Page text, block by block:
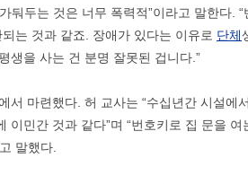
둬두는 것은 너무 폭력적”이라고 말한다.
는 것과 같죠. 장애가 있다는 이유로 단체
생을 사는 건 분명 잘못된 겁니다.”
서 마련했다. 허 교사는 “수십년간 시설에
이민간 것과 같다”며 “번호키로 집 문을
말했다.